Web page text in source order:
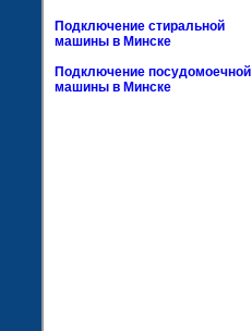
Подключение стиральной
машины в Минске
Подключение посудомоечной
машины в Минске